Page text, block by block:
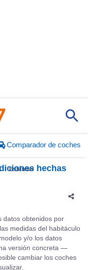
Comparador de coches
Estándar hechas
datos obtenidos por
medidas del habitáculo
y/o los datos
versión concreta —
cambiar los coches